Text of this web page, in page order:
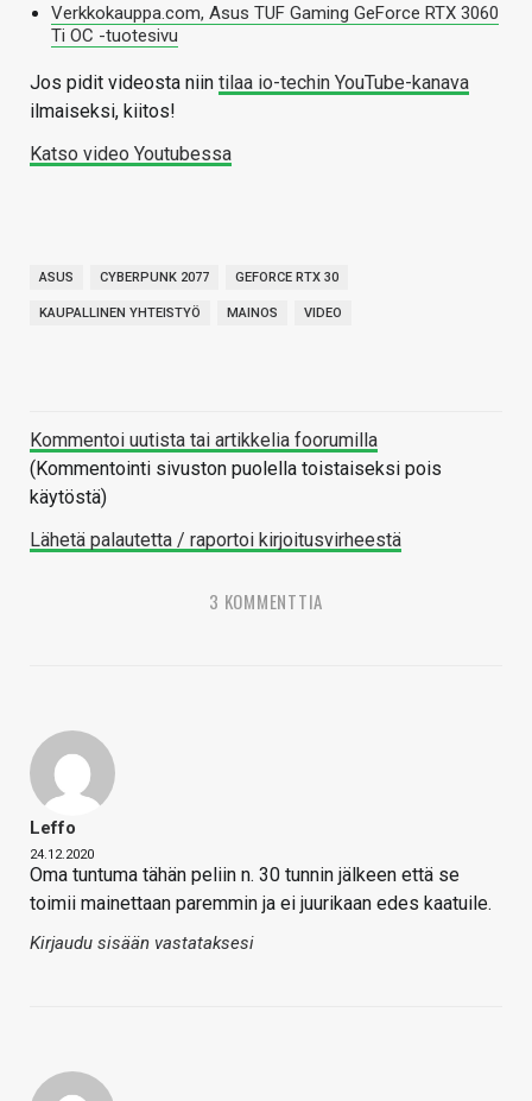
Verkkokauppa.com, Asus TUF Gaming GeForce RTX 3060
Ti OC -tuotesivu
Jos pidit videosta niin tilaa io-techin YouTube-kanava
ilmaiseksi, kiitos!
Katso video Youtubessa
ASUS CYBERPUNK 2077 GEFORCE RTX 30
KAUPALLINEN YHTEISTYÖ MAINOS VIDEO
Kommentoi uutista tai artikkelia foorumilla
(Kommentointi sivuston puolella toistaiseksi pois
käytöstä)
Lähetä palautetta / raportoi kirjoitusvirheestä
3 KOMMENTTIA
Leffo
24.12.2020
Oma tuntuma tähän peliin n. 30 tunnin jälkeen että se
toimii mainettaan paremmin ja ei juurikaan edes kaatuile.
Kirjaudu sisään vastataksesi